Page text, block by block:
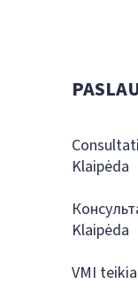
Klaipėda
Klaipėda
VMI